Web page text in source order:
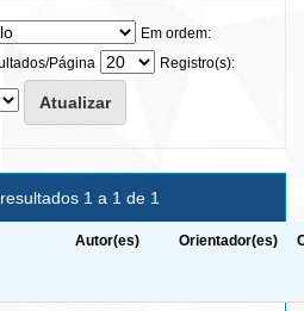
Em ordem:
Página
Registro(s):
1 a 1 de 1
Autor(es) Orientador(es)